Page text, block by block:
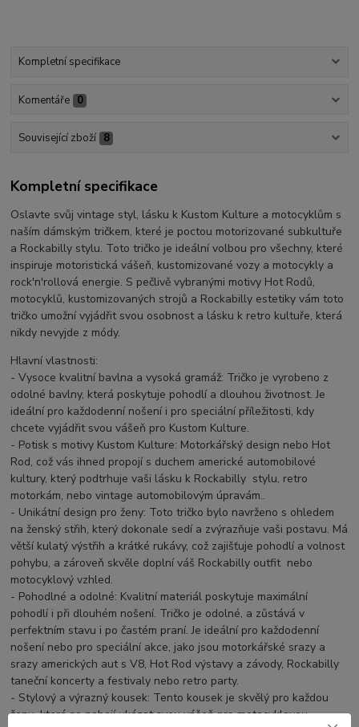
Kompletní specifikace
Komentáře 0
Související zboží 8
Kompletní specifikace
Oslavte svůj vintage styl, lásku k Kustom Kulture a motocyklům s
naším dámským tričkem, které je poctou motorizované subkultuře
a Rockabilly stylu. Toto tričko je ideální volbou pro všechny, které
inspiruje motoristická vášeň, kustomizované vozy a motocykly a
rock'n'rollová energie. S pečlivě vybranými motivy Hot Rodů,
motocyklů, kustomizovaných strojů a Rockabilly estetiky vám toto
tričko umožní vyjádřit svou osobnost a lásku k retro kultuře, která
nikdy nevyjde z módy.
Hlavní vlastnosti:
- Vysoce kvalitní bavlna a vysoká gramáž: Tričko je vyrobeno z
odolné bavlny, která poskytuje pohodlí a dlouhou životnost. Je
ideální pro každodenní nošení i pro speciální příležitosti, kdy
chcete vyjádřit svou vášeň pro Kustom Kulture.
- Potisk s motivy Kustom Kulture: Motorkářský design nebo Hot
Rod, což vás ihned propojí s duchem americké automobilové
kultury, který podtrhuje vaši lásku k Rockabilly stylu, retro
motorkám, nebo vintage automobilovým úpravám..
- Unikátní design pro ženy: Toto tričko bylo navrženo s ohledem
na ženský střih, který dokonale sedí a zvýrazňuje vaši postavu. Má
větší kulatý výstřih a krátké rukávy, což zajišťuje pohodlí a volnost
pohybu, a zároveň skvěle doplní váš Rockabilly outfit nebo
motocyklový vzhled.
- Pohodlné a odolné: Kvalitní materiál poskytuje maximální
pohodlí i při dlouhém nošení. Tričko je odolné, a zůstává v
perfektním stavu i po častém praní. Je ideální pro každodenní
nošení nebo pro speciální akce, jako jsou motorkářské srazy a
srazy amerických aut s V8, Hot Rod výstavy a závody, Rockabilly
taneční koncerty a festivaly nebo retro party.
- Stylový a výrazný kousek: Tento kousek je skvělý pro každou
ženu, která se nebojí ukázat svou vášeň pro motocyklovou